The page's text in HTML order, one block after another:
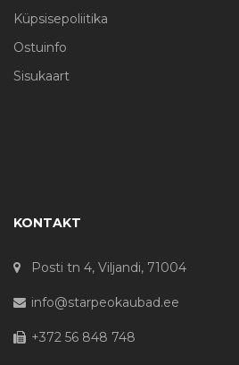
Küpsisepoliitika
Ostuinfo
Sisukaart
KONTAKT
Posti tn 4, Viljandi, 71004
info@starpeokaubad.ee
+372 56 848 748